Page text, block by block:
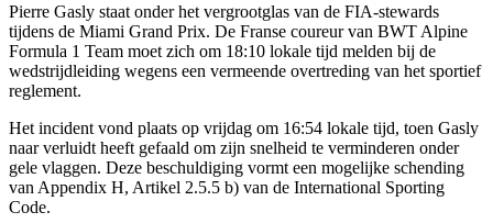
Pierre Gasly staat onder het vergrootglas van de FIA-stewards
tijdens de Miami Grand Prix. De Franse coureur van BWT Alpine
Formula 1 Team moet zich om 18:10 lokale tijd melden bij de
wedstrijdleiding wegens een vermeende overtreding van het sportief
reglement.
Het incident vond plaats op vrijdag om 16:54 lokale tijd, toen Gasly
naar verluidt heeft gefaald om zijn snelheid te verminderen onder
gele vlaggen. Deze beschuldiging vormt een mogelijke schending
van Appendix H, Artikel 2.5.5 b) van de International Sporting
Code.